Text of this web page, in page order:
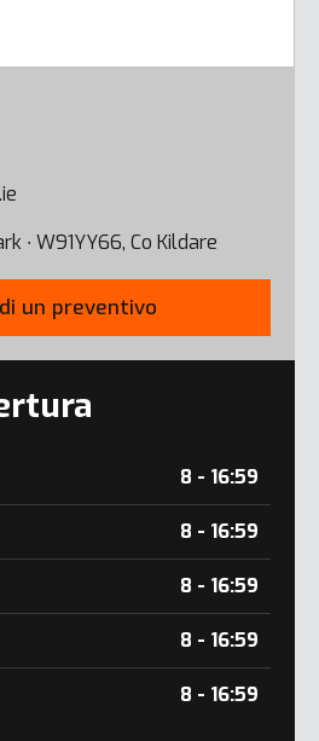
∙ W91YY66, Co Kildare
un preventivo
8 - 16:59
8 - 16:59
8 - 16:59
8 - 16:59
8 - 16:59